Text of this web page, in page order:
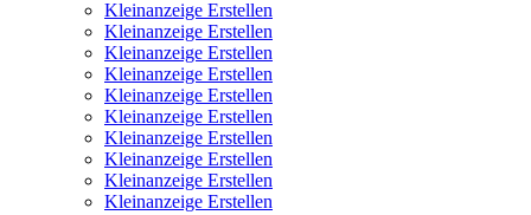
Kleinanzeige Erstellen
Kleinanzeige Erstellen
Kleinanzeige Erstellen
Kleinanzeige Erstellen
Kleinanzeige Erstellen
Kleinanzeige Erstellen
Kleinanzeige Erstellen
Kleinanzeige Erstellen
Kleinanzeige Erstellen
Kleinanzeige Erstellen